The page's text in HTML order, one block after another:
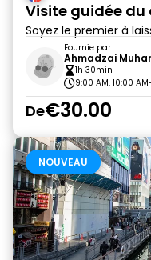
Visite guidée
Soyez le premier à
Fournie par
Ahmadzai
1h 30min
9:00 AM, 10:00 AM
De€30.00
NOUVEAU